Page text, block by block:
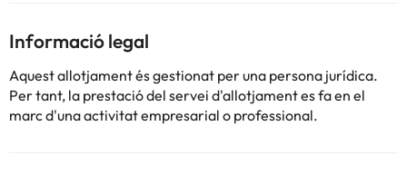
ambient. Alguns dels serveis de Roussos Studios poden ser de
pagament.
Podeu consultar les vostres tarifes directament a 'establiment.
'allotjament pot canviar la manera com ofereix el servei de
Informació legal
Aquest allotjament és gestionat per una persona jurídica.
Per tant, la prestació del servei d'allotjament es fa en el
marc d'una activitat empresarial o professional.